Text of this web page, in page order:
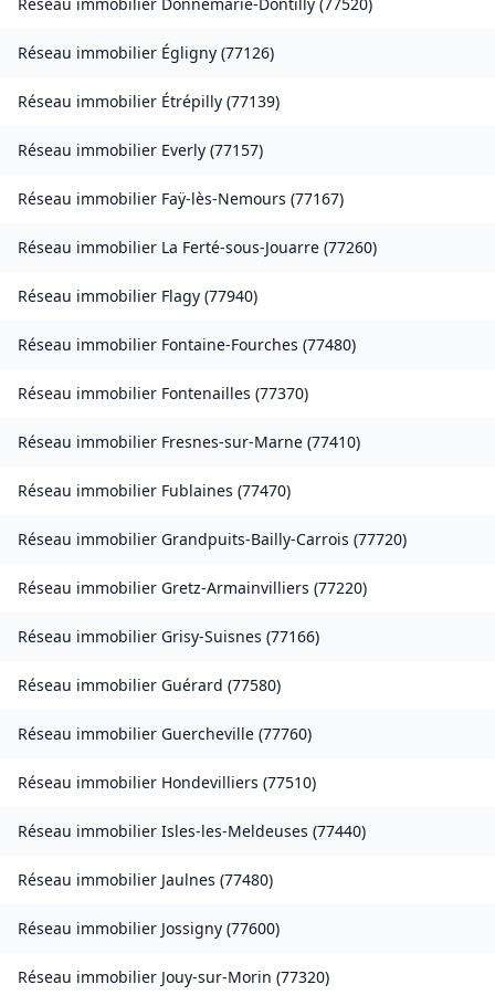
Réseau immobilier Donnemarie-Dontilly (77520)
Réseau immobilier Égligny (77126)
Réseau immobilier Étrépilly (77139)
Réseau immobilier Everly (77157)
Réseau immobilier Faÿ-lès-Nemours (77167)
Réseau immobilier La Ferté-sous-Jouarre (77260)
Réseau immobilier Flagy (77940)
Réseau immobilier Fontaine-Fourches (77480)
Réseau immobilier Fontenailles (77370)
Réseau immobilier Fresnes-sur-Marne (77410)
Réseau immobilier Fublaines (77470)
Réseau immobilier Grandpuits-Bailly-Carrois (77720)
Réseau immobilier Gretz-Armainvilliers (77220)
Réseau immobilier Grisy-Suisnes (77166)
Réseau immobilier Guérard (77580)
Réseau immobilier Guercheville (77760)
Réseau immobilier Hondevilliers (77510)
Réseau immobilier Isles-les-Meldeuses (77440)
Réseau immobilier Jaulnes (77480)
Réseau immobilier Jossigny (77600)
Réseau immobilier Jouy-sur-Morin (77320)